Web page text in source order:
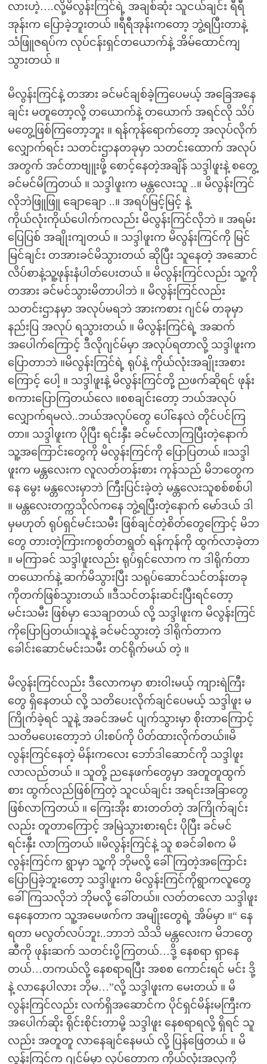
လားဟဲ့….လို့မိလွန်းကြင်ရဲ့ အချစ်ဆုံး သူငယ်ချင်း ရီရီ
အုန်းက ပြောခဲ့ဘူးတယ် ။ရီရီအုန်းကတော့ ဘွဲ့ရပြီးတာနဲ့
သံဖြူဇရပ်က လုပ်ငန်းရှင်တယောက်နဲ့ အိမ်ထောင်ကျ
သွားတယ် ။
မိလွန်းကြင်နဲ့ တအား ခင်မင်ချစ်ခဲ့ကြပေမယ့် အခြေအနေ
ချင်း မတူတော့လို့ တယောက်နဲ့ တယောက် အရင်လို သိပ်
မတွေ့ဖြစ်ကြတော့ဘူး ။ ရန်ကုန်ရောက်တော့ အလုပ်လိုက်
လျှောက်ရင်း သတင်းဌာနတခုမှာ သတင်းထောက် အလုပ်
အတွက် အင်တာဗျူးဖို့ စောင့်နေတဲ့အချိန် သဒ္ဒါဖူးနဲ့ စတွေ့
ခင်မင်မိကြတယ် ။ သဒ္ဒါဖူးက မန္တလေးသူ ..။ မိလွန်းကြင်
လိုဘဲဖြူဖြူ ချောချော ..။ အရပ်မြင့်မြင့် နဲ့
ကိုယ်လုံးကိုယ်ပေါက်ကလည်း မိလွန်းကြင်လိုဘဲ ။ အရမ်း
ပြေပြစ် အချိုးကျတယ် ။ သဒ္ဒါဖူးက မိလွန်းကြင်ကို မြင်
မြင်ချင်း တအားခင်မိသွားတယ် ဆိုပြီး သူနေတဲ့ အဆောင်
လိပ်စာနဲ့သူ့ဖုန်းနံပါတ်ပေးတယ် ။ မိလွန်းကြင်လည်း သူ့ကို
တအား ခင်မင်သွားမိတာပါဘဲ ။ မိလွန်းကြင်လည်း
သတင်းဌာနမှာ အလုပ်မရဘဲ အားကစား ဂျင်မ် တခုမှာ
နည်းပြ အလုပ် ရသွားတယ် ။ မိလွန်းကြင်ရဲ့ အဆက်
အပေါက်ကြောင့် ဒီလိုဂျင်မ်မှာ အလုပ်ရတာလို့ သဒ္ဒါဖူးက
ပြောတာဘဲ ။မိလွန်းကြင်ရဲ့ ရုပ်နဲ့ ကိုယ်လုံးအချိုးအစား
ကြောင့် ပေါ့ ။ သဒ္ဒါဖူးနဲ့ မိလွန်းကြင်တို့ ညဖက်ဆိုရင် ဖုန်း
စကားပြောကြတယ်လေ ။စစချင်းတော့ ဘယ်အလုပ်
လျှောက်ရမလဲ..ဘယ်အလုပ်တွေ ပေါ်နေလဲ တိုင်ပင်ကြ
တာ။ သဒ္ဒါဖူးက ပိုပြီး ရင်းနှီး ခင်မင်လာကြပြီးတဲ့နောက်
သူ့အကြောင်းတွေကို မိလွန်းကြင်ကို ပြောပြတယ် ။သဒ္ဒါ
ဖူးက မန္တလေးက လူလတ်တန်းစား ကုန်သည် မိဘတွေက
နေ မွေး မန္တလေးမှာဘဲ ကြီးပြင်းခဲ့တဲ့ မန္တလေးသူစစ်စစ်ပါ
။ မန္တလေးတက္ကသိုလ်ကနေ ဘွဲ့ရပြီးတဲ့နောက် မော်ဒယ် ဒါ
မှမဟုတ် ရုပ်ရှင်မင်းသမီး ဖြစ်ချင်တဲ့စိတ်တွေကြောင့် မိဘ
တွေ တားတဲ့ကြားကစွတ်တရွတ် ရန်ကုန်ကို ထွက်လာခဲ့တာ
။ မကြာခင် သဒ္ဒါဖူးလည်း ရုပ်ရှင်လောက က ဒါရိုက်တာ
တယောက်နဲ့ ဆက်မိသွားပြီး သရုပ်ဆောင်သင်တန်းတခု
ကိုတက်ဖြစ်သွားတယ် ။ဒီသင်တန်းဆင်းပြီးရင်တော့
မင်းသမီး ဖြစ်မှာ သေချာတယ် လို့ သဒ္ဒါဖူးက မိလွန်းကြင်
ကိုပြောပြတယ်။သူနဲ့ ခင်မင်သွားတဲ့ ဒါရိုက်တာက
ခေါင်းဆောင်မင်းသမီး တင်ရိုက်မယ် တဲ့ ။
မိလွန်းကြင်လည်း ဒီလောကမှာ စားဝါးမယ့် ကျားရဲကြီး
တွေ ရှိနေတယ် လို့ သတိပေးလိုက်ချင်ပေမယ့် သဒ္ဒါဖူး မ
ကြိုက်ခဲ့ရင် သူနဲ့ အခင်အမင် ပျက်သွားမှာ စိုးတာကြောင့်
သတိမပေးတော့ဘဲ ပါးစပ်ကို ပိတ်ထားလိုက်တယ်။မိ
လွန်းကြင်နေတဲ့ မိန်းကလေး ဘော်ဒါဆောင်ကို သဒ္ဒါဖူး
လာလည်တယ် ။ သူတို့ ညနေဖက်တွေမှာ အတူတူထွက်
စား ထွက်လည်ဖြစ်ကြတဲ့ သူငယ်ချင်း အရင်းအခြာတွေ
ဖြစ်လာကြတယ် ။ ကြေးအိုး စားတတ်တဲ့ အကြိုက်ချင်း
လည်း တူတာကြောင့် အမြဲသွားစားရင်း ပိုပြီး ခင်မင်
ရင်းနှီး လာကြတယ် ။မိလွန်းကြင်နဲ့ သူ စခင်ခါစက မိ
လွန်းကြင်က ရွာမှာ သူ့ကို ဘိုမလို့ ခေါ်ကြတဲ့အကြောင်း
ပြောပြခဲ့ဘူးတော့ သဒ္ဒါဖူးက မိလွန်းကြင်ကိုရွာကလူတွေ
ခေါ်ကြသလိုဘဲ ဘိုမလို့ ခေါ်တယ်။ လတ်တလော သဒ္ဒါဖူး
နေနေတာက သူ့အမေဖက်က အမျိုးတွေရဲ့ အိမ်မှာ ။“ နေ
ရတာ မလွတ်လပ်ဘူး..ဘာဘဲ သိသိ မန္တလေးက မိဘတွေ
ဆီကို ဖုန်းဆက် သတင်းပို့ကြတယ်…ဒို့ နေစရာ ရှာနေ
တယ်…တကယ်လို့ နေစရာရပြီး အစစ ကောင်းရင် မင်း ဒို့
နဲ့ လာနေပါလား ဘိုမ…”လို့ သဒ္ဒါဖူးက မေးတယ် ။ မိ
လွန်းကြင်လည်း လက်ရှိအဆောင်က ပိုင်ရှင်မိန်းမကြီးက
အပေါက်ဆိုး ရိုင်းစိုင်းတာမို့ သဒ္ဒါဖူး နေစရာရလို့ ရှိရင် သူ
လည်း အတူတူ လာနေချင်နေမယ် လို့ ပြန်ဖြေတယ် ။ မိ
လွန်းကြင်က ဂျင်မ်မှာ လုပ်တောက ကိုယ်လုံးအလှကို